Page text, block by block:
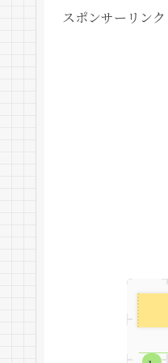
スポンサーリンク